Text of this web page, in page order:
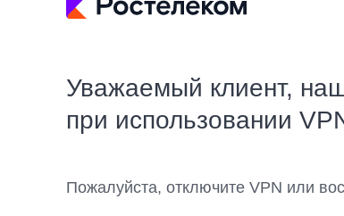
Уважаемый клиент,
при использовании
Пожалуйста, отключите VPN или